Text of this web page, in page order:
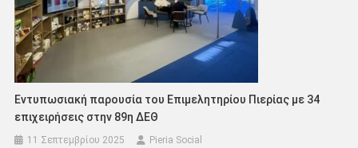
Εντυπωσιακή παρουσία του Επιμελητηρίου Πιερίας με 34
επιχειρήσεις στην 89η ΔΕΘ
11 Σεπτεμβρίου 2025 Pieria Social